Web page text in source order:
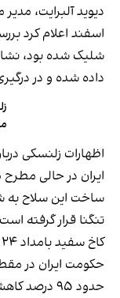
اسفند اعلام کرد
شلیک شده بود،
داده شده و در
اظهارات زلنسکی
ایران در حالی
ساخت این سلاح به
تنگنا قرار گرفته
حدود ۹۵ درصد کاهش یافته است.